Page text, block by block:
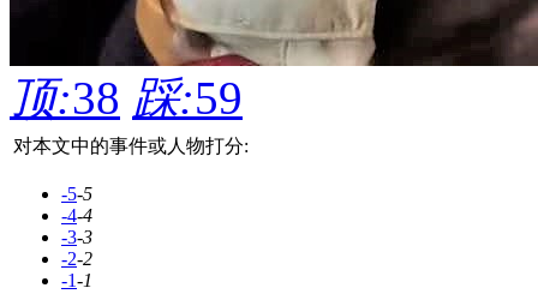
顶:38 踩:59
对本文中的事件或人物打分:
-5-5
-4-4
-3-3
-2-2
-1-1